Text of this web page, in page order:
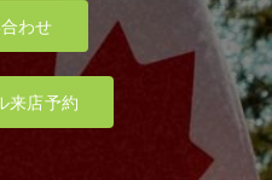
わせ
来店予約